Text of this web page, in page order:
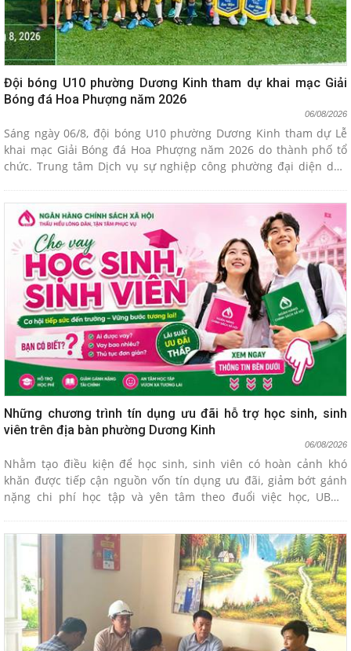
Đội bóng U10 phường Dương Kinh tham dự khai mạc Giải
Bóng đá Hoa Phượng năm 2026
06/08/2026
Sáng ngày 06/8, đội bóng U10 phường Dương Kinh tham dự Lễ
khai mạc Giải Bóng đá Hoa Phượng năm 2026 do thành phố tổ
chức. Trung tâm Dịch vụ sự nghiệp công phường đại diện dẫn
Những chương trình tín dụng ưu đãi hỗ trợ học sinh, sinh
viên trên địa bàn phường Dương Kinh
06/08/2026
Nhằm tạo điều kiện để học sinh, sinh viên có hoàn cảnh khó
khăn được tiếp cận nguồn vốn tín dụng ưu đãi, giảm bớt gánh
nặng chi phí học tập và yên tâm theo đuổi việc học, UBND
Ngân hàng Chính sách xã hội triển khai.